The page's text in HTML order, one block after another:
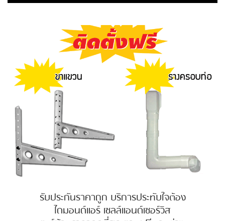
รับประกันราคาถูก บริการประทับใจต้อง
ไดมอนด์แอร์ เซลล์แอนด์เซอร์วิส